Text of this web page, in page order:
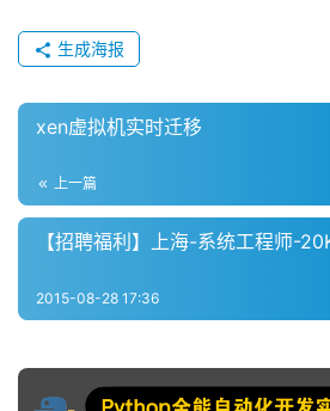
生成海报
xen虚拟机实时迁移
上一篇
【招聘福利】上海-系统工程师-
2015-08-28 17:36